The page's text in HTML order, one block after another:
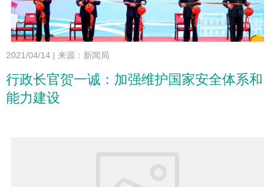
2021/04/14 | 来源：新闻局
行政长官贺一诚：加强维护国家安全体系和
能力建设